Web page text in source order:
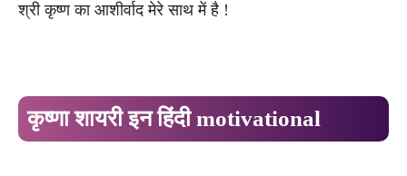
श्री कृष्ण का आशीर्वाद मेरे साथ में है !
कृष्णा शायरी इन हिंदी motivational